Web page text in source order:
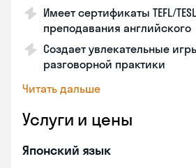
Имеет сертификаты TEFL/
преподавания английского
Создает увлекательные
разговорной практики
Читать дальше
Услуги и цены
Японский язык